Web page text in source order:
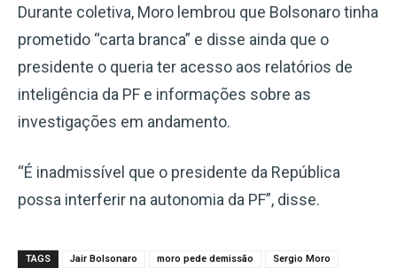
Durante coletiva, Moro lembrou que Bolsonaro tinha
prometido “carta branca” e disse ainda que o
presidente o queria ter acesso aos relatórios de
inteligência da PF e informações sobre as
investigações em andamento.
“É inadmissível que o presidente da República
possa interferir na autonomia da PF”, disse.
TAGS Jair Bolsonaro moro pede demissão Sergio Moro